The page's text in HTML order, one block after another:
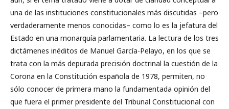
una de las instituciones constitucionales más discutidas –pero
verdaderamente menos conocidas– como lo es la jefatura del
Estado en una monarquía parlamentaria. La lectura de los tres
dictámenes inéditos de Manuel García-Pelayo, en los que se
trata con la más depurada precisión doctrinal la cuestión de la
Corona en la Constitución española de 1978, permiten, no
sólo conocer de primera mano la fundamentada opinión del
que fuera el primer presidente del Tribunal Constitucional con